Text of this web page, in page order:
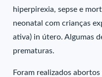
hiperpirexia, sepse e
neonatal com crianças
ativa) in útero. Algumas
prematuras.
Foram realizados